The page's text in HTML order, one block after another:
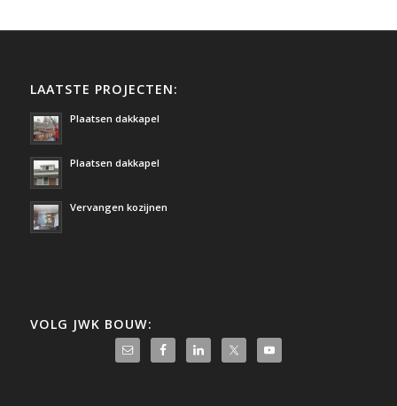
LAATSTE PROJECTEN:
Plaatsen dakkapel
Plaatsen dakkapel
Vervangen kozijnen
VOLG JWK BOUW: